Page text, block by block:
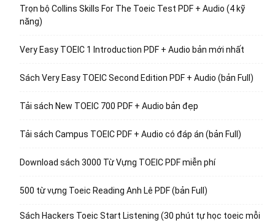
Trọn bộ Collins Skills For The Toeic Test PDF + Audio (4 kỹ
năng)
Very Easy TOEIC 1 Introduction PDF + Audio bản mới nhất
Sách Very Easy TOEIC Second Edition PDF + Audio (bản Full)
Tải sách New TOEIC 700 PDF + Audio bản đẹp
Tải sách Campus TOEIC PDF + Audio có đáp án (bản Full)
Download sách 3000 Từ Vựng TOEIC PDF miễn phí
500 từ vựng Toeic Reading Anh Lê PDF (bản Full)
Sách Hackers Toeic Start Listening (30 phút tự học toeic mỗi